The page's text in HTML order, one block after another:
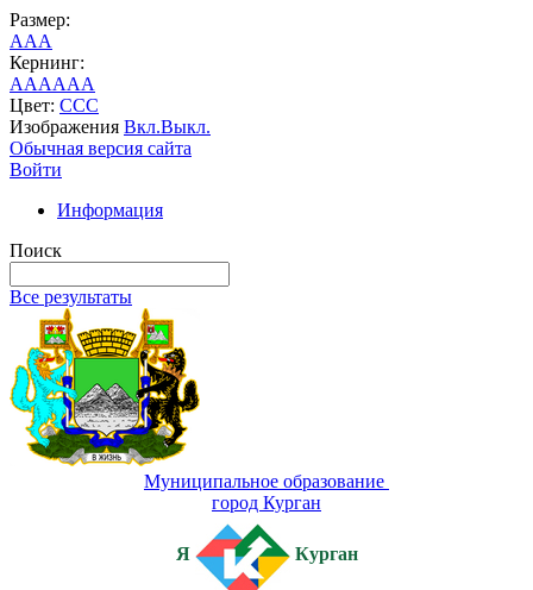
Размер:
AAA
Кернинг:
AAAAAA
Цвет: CCC
Изображения Вкл.Выкл.
Обычная версия сайта
Войти
Информация
Поиск
Все результаты
Муниципальное образование
город Курган
Я Курган